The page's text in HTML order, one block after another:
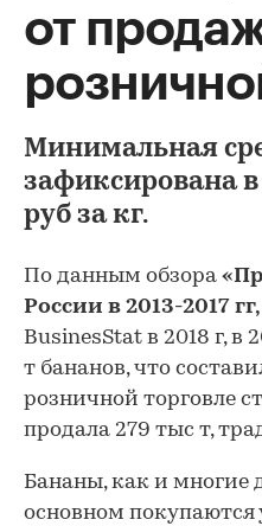
от
Минимальная
зафиксирована в
руб за кг.
По данным обзора
России в 2013-2017
BusinesStat в 2018 г, в
т бананов, что
розничной торговле
продала 279 тыс т,
Бананы, как и многие
основном покупаются